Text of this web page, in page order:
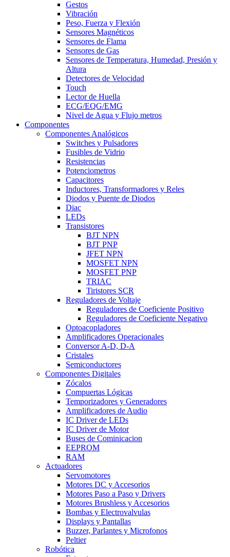
Gestos
Vibración
Peso, Fuerza y Flexión
Sensores Magnéticos
Sensores de Flama
Sensores de Gas
Sensores de Temperatura, Humedad, Presión y
Altura
Detectores de Velocidad
Touch
Lector de Huella
ECG/EQG/EMG
Nivel de Agua y Flujo metros
Componentes
Componentes Analógicos
Switches y Pulsadores
Fusibles de Vidrio
Resistencias
Potenciometros
Capacitores
Inductores, Transformadores y Reles
Diodos y Puente de Diodos
Diac
LEDs
Transistores
BJT NPN
BJT PNP
JFET NPN
MOSFET NPN
MOSFET PNP
TRIAC
Tiristores SCR
Reguladores de Voltaje
Reguladores de Coeficiente Positivo
Reguladores de Coeficiente Negativo
Optoacopladores
Amplificadores Operacionales
Conversor A-D, D-A
Cristales
Semiconductores
Componentes Digitales
Zócalos
Compuertas Lógicas
Temporizadores y Generadores
Amplificadores de Audio
IC Driver de LEDs
IC Driver de Motor
Buses de Cominicacion
EEPROM
RAM
Actuadores
Servomotores
Motores DC y Accesorios
Motores Paso a Paso y Drivers
Motores Brushless y Accesorios
Bombas y Electrovalvulas
Displays y Pantallas
Buzzer, Parlantes y Microfonos
Peltier
Robótica